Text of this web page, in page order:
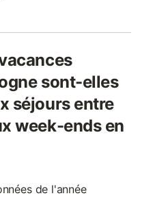
sont-elles
séjours entre
week-ends en
de l'année